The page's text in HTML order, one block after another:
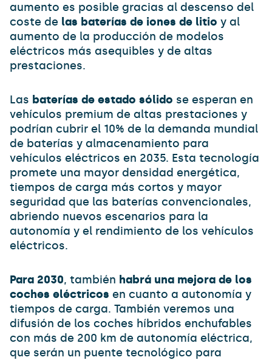
aumento es posible gracias al descenso del
coste de las baterías de iones de litio y al
aumento de la producción de modelos
eléctricos más asequibles y de altas
prestaciones.
Las baterías de estado sólido se esperan en
vehículos premium de altas prestaciones y
podrían cubrir el 10% de la demanda mundial
de baterías y almacenamiento para
vehículos eléctricos en 2035. Esta tecnología
promete una mayor densidad energética,
tiempos de carga más cortos y mayor
seguridad que las baterías convencionales,
abriendo nuevos escenarios para la
autonomía y el rendimiento de los vehículos
eléctricos.
Para 2030, también habrá una mejora de los
coches eléctricos en cuanto a autonomía y
tiempos de carga. También veremos una
difusión de los coches híbridos enchufables
con más de 200 km de autonomía eléctrica,
que serán un puente tecnológico para